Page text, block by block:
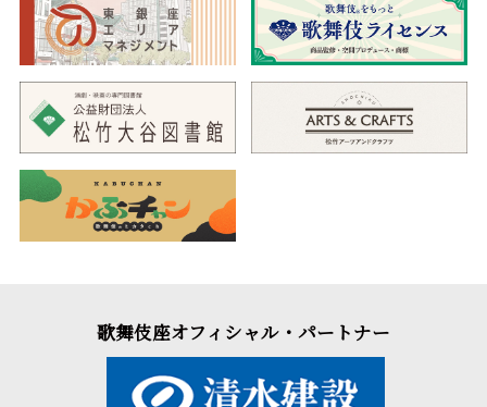
歌舞伎座オフィシャル・パートナー